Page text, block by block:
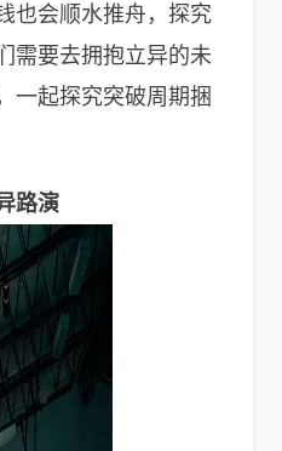
也会顺水推舟，探究
需要去拥抱立异的未
一起探究突破周期捆
路演